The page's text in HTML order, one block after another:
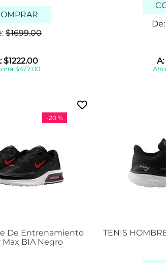
$1699.00
$1222.00
$477.00
A:
-20 %
De Entrenamiento
Max BIA Negro
TENIS